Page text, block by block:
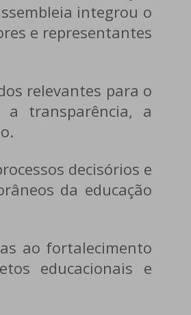
integrou o
e representantes
relevantes para o
a transparência, a
decisórios e
da educação
ao fortalecimento
educacionais e